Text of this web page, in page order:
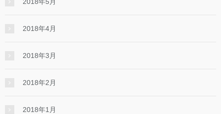
2018年4月
2018年3月
2018年2月
2018年1月